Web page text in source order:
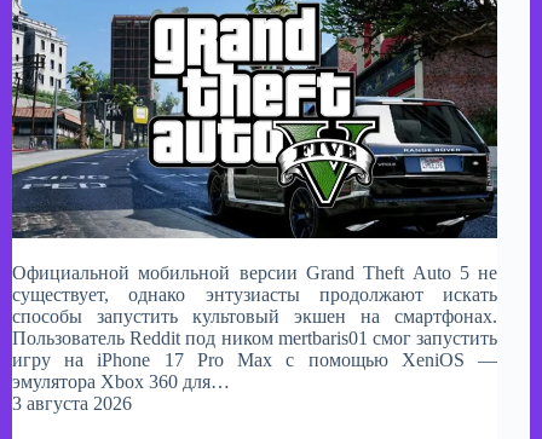
Официальной мобильной версии Grand Theft Auto 5 не
существует, однако энтузиасты продолжают искать
способы запустить культовый экшен на смартфонах.
Пользователь Reddit под ником mertbaris01 смог запустить
игру на iPhone 17 Pro Max с помощью XeniOS —
эмулятора Xbox 360 для…
3 августа 2026